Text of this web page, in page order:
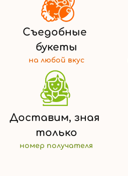
Съедобные
букеты
на любой вкус
Доставим, зная
только
номер получателя